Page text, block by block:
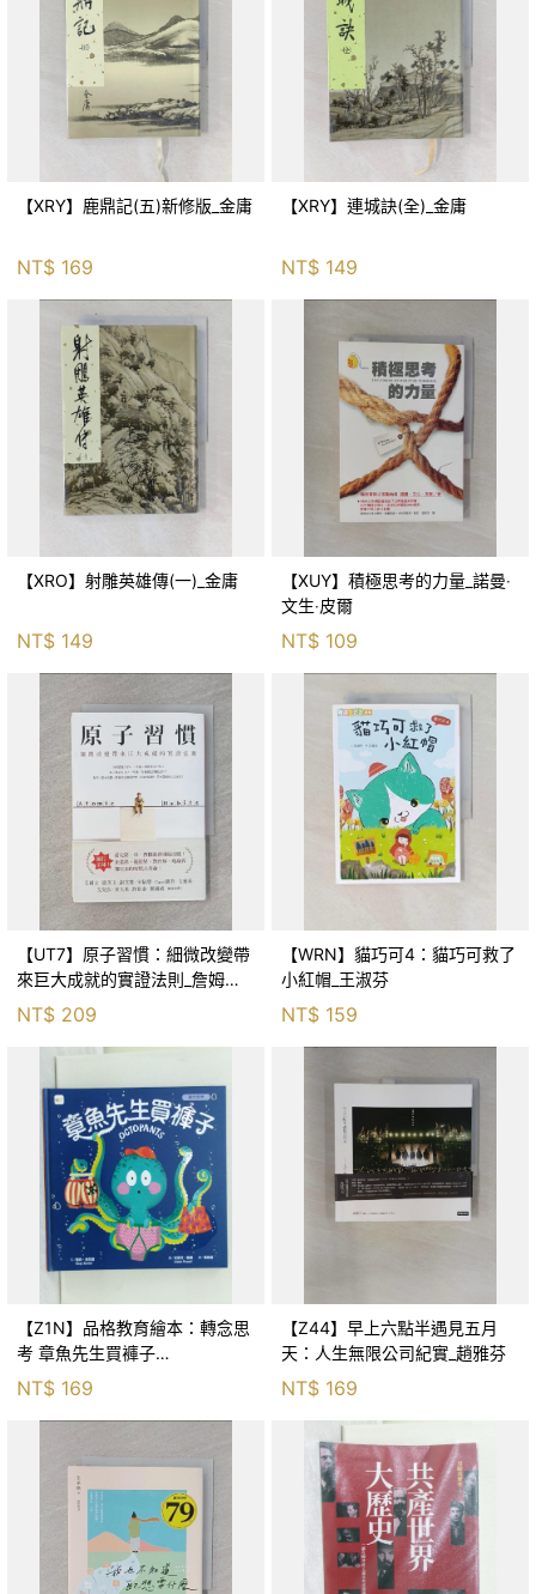
【XRY】鹿鼎記(五)新修版_金庸
NT$ 169
【XRY】連城訣(全)_金庸
NT$ 149
【XRO】射雕英雄傳(一)_金庸
NT$ 149
【XUY】積極思考的力量_諾曼‧
文生‧皮爾
NT$ 109
【UT7】原子習慣：細微改變帶
來巨大成就的實證法則_詹姆斯‧
克利爾, 蔡世偉
NT$ 209
【WRN】貓巧可4：貓巧可救了
小紅帽_王淑芬
NT$ 159
【Z1N】品格教育繪本：轉念思
考 章魚先生買褲子
(Octopants)_蘇西‧西尼爾, 黃筱
NT$ 169
【Z44】早上六點半遇見五月
天：人生無限公司紀實_趙雅芬
NT$ 169